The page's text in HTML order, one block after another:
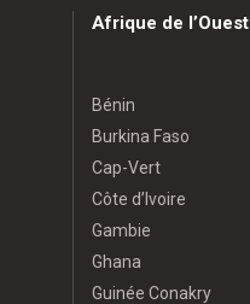
Afrique de l’Ouest
Bénin
Burkina Faso
Cap-Vert
Côte d’Ivoire
Gambie
Ghana
Guinée Conakry